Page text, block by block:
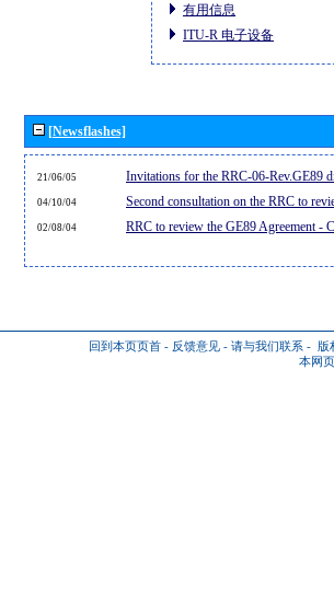
有用信息
ITU-R 电子设备
[Newsflashes]
21/06/05 Invitations for the RRC-06-Rev.GE89
04/10/04 Second consultation on the RRC to
02/08/04 RRC to review the GE89 Agreement -
回到本页页首 - 反馈意见 - 请与我们联系 - 版
本网